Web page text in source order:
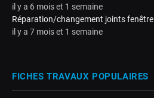
il y a 6 mois et 1 semaine
Réparation/changement joints fenêtre
il y a 7 mois et 1 semaine
FICHES TRAVAUX POPULAIRES